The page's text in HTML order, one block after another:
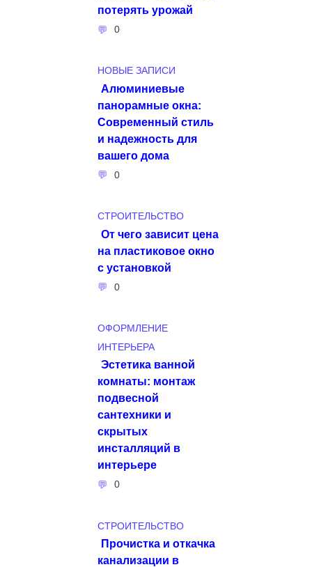
потерять урожай
0
НОВЫЕ ЗАПИСИ
Алюминиевые
панорамные окна:
Современный стиль
и надежность для
вашего дома
0
СТРОИТЕЛЬСТВО
От чего зависит цена
на пластиковое окно
с установкой
0
ОФОРМЛЕНИЕ
ИНТЕРЬЕРА
Эстетика ванной
комнаты: монтаж
подвесной
сантехники и
скрытых
инсталляций в
интерьере
0
СТРОИТЕЛЬСТВО
Прочистка и откачка
канализации в